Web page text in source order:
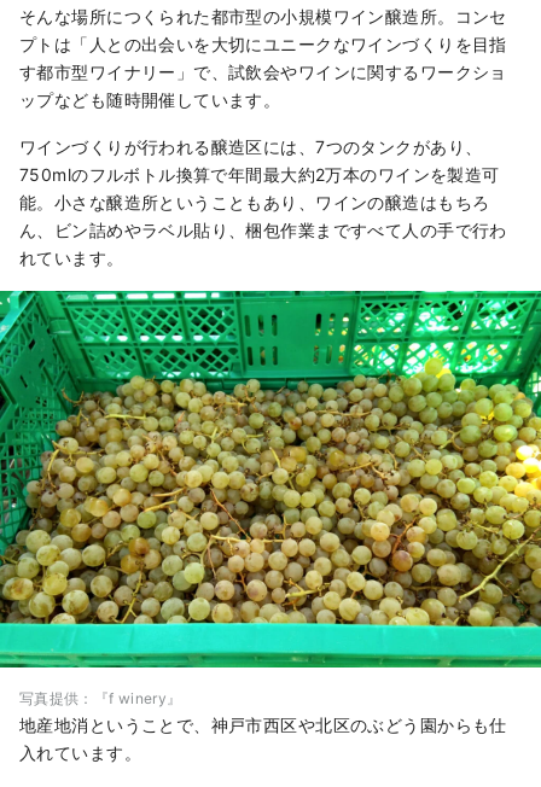
そんな場所につくられた都市型の小規模ワイン醸造所。コンセ
プトは「人との出会いを大切にユニークなワインづくりを目指
す都市型ワイナリー」で、試飲会やワインに関するワークショ
ップなども随時開催しています。
ワインづくりが行われる醸造区には、7つのタンクがあり、
750mlのフルボトル換算で年間最大約2万本のワインを製造可
能。小さな醸造所ということもあり、ワインの醸造はもちろ
ん、ビン詰めやラベル貼り、梱包作業まですべて人の手で行わ
れています。
写真提供：『f winery』
地産地消ということで、神戸市西区や北区のぶどう園からも仕
入れています。